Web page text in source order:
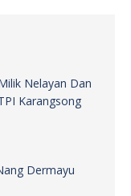
Nelayan Dan
Karangsong
Dermayu